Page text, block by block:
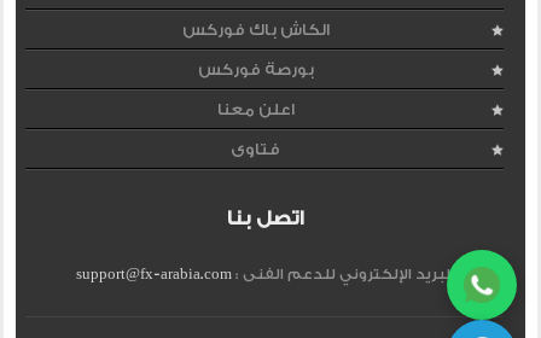
الكاش باك فوركس
بورصة فوركس
اعلن معنا
فتاوى
اتصل بنا
البريد الإلكتروني للدعم الفنى :support@fx-arabia.com